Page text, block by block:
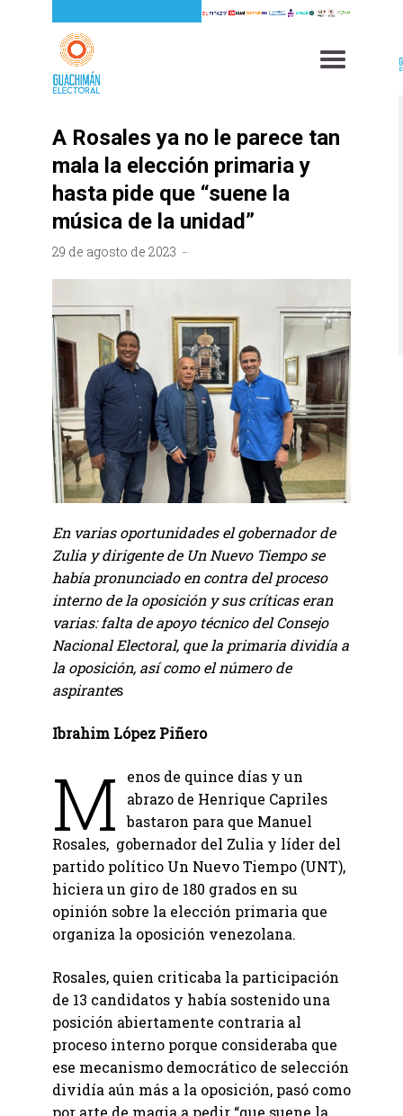
A Rosales ya no le parece tan
mala la elección primaria y
hasta pide que “suene la
música de la unidad”
29 de agosto de 2023
En varias oportunidades el gobernador de
Zulia y dirigente de Un Nuevo Tiempo se
había pronunciado en contra del proceso
interno de la oposición y sus críticas eran
varias: falta de apoyo técnico del Consejo
Nacional Electoral, que la primaria dividía a
la oposición, así como el número de
aspirantes
Ibrahim López Piñero
M
enos de quince días y un
abrazo de Henrique Capriles
bastaron para que Manuel
Rosales, gobernador del Zulia y líder del
partido político Un Nuevo Tiempo (UNT),
hiciera un giro de 180 grados en su
opinión sobre la elección primaria que
organiza la oposición venezolana.
Rosales, quien criticaba la participación
de 13 candidatos y había sostenido una
posición abiertamente contraria al
proceso interno porque consideraba que
ese mecanismo democrático de selección
dividía aún más a la oposición, pasó como
por arte de magia a pedir “que suene la